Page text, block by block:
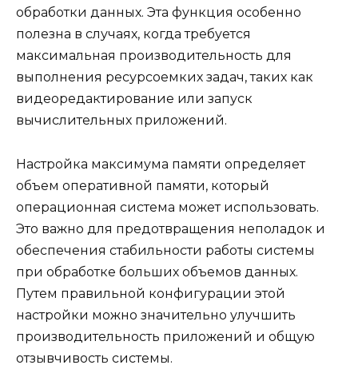
обработки данных. Эта функция особенно
полезна в случаях, когда требуется
максимальная производительность для
выполнения ресурсоемких задач, таких как
видеоредактирование или запуск
вычислительных приложений.
Настройка максимума памяти определяет
объем оперативной памяти, который
операционная система может использовать.
Это важно для предотвращения неполадок и
обеспечения стабильности работы системы
при обработке больших объемов данных.
Путем правильной конфигурации этой
настройки можно значительно улучшить
производительность приложений и общую
отзывчивость системы.